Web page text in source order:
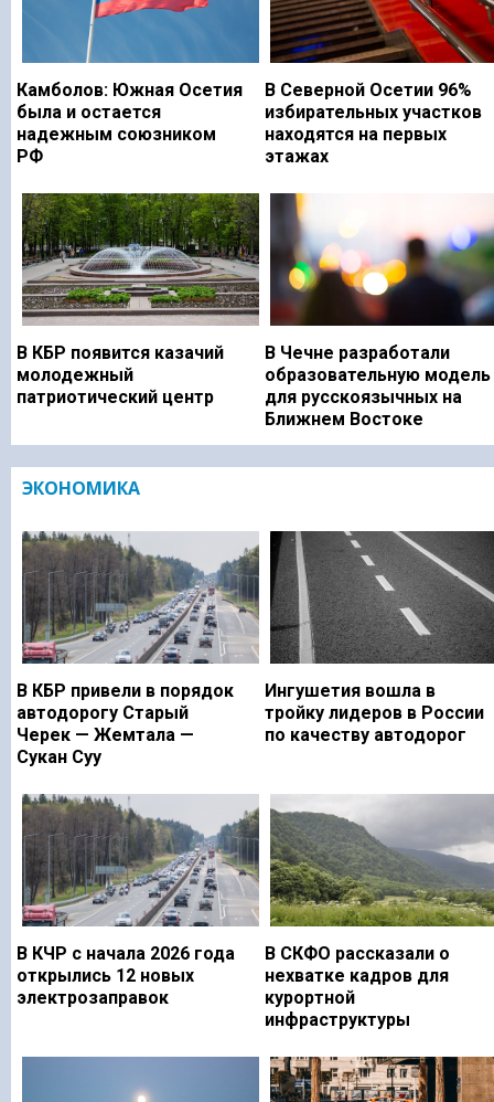
Камболов: Южная Осетия
была и остается
надежным союзником
РФ
В Северной Осетии 96%
избирательных участков
находятся на первых
этажах
В КБР появится казачий
молодежный
патриотический центр
В Чечне разработали
образовательную модель
для русскоязычных на
Ближнем Востоке
ЭКОНОМИКА
В КБР привели в порядок
автодорогу Старый
Черек — Жемтала —
Сукан Суу
Ингушетия вошла в
тройку лидеров в России
по качеству автодорог
В КЧР с начала 2026 года
открылись 12 новых
электрозаправок
В СКФО рассказали о
нехватке кадров для
курортной
инфраструктуры